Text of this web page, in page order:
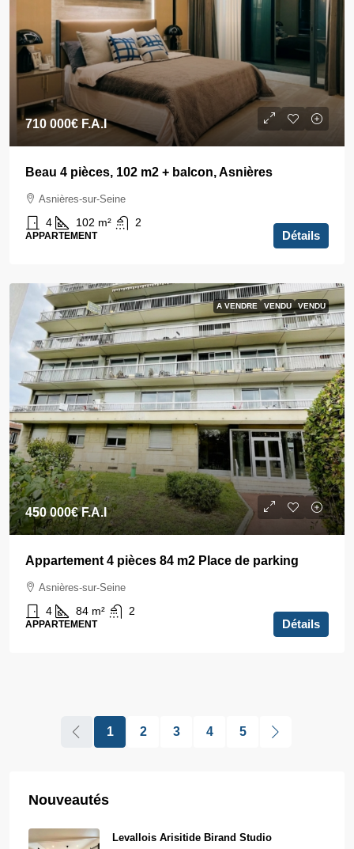
710 000€ F.A.I
Beau 4 pièces, 102 m2 + balcon, Asnières
Asnières-sur-Seine
4 102 m² 2
APPARTEMENT Détails
A VENDRE VENDU VENDU
450 000€F.A.I
Appartement 4 pièces 84 m2 Place de parking
Asnières-sur-Seine
4 84 m² 2
APPARTEMENT Détails
1 2 3 4 5
Nouveautés
Levallois Arisitide Birand Studio